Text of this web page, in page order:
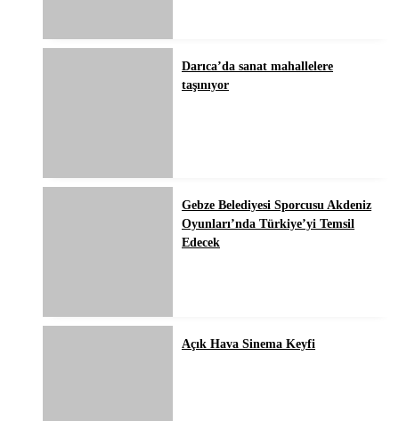
Darıca’da sanat mahallelere
taşınıyor
Gebze Belediyesi Sporcusu Akdeniz
Oyunları’nda Türkiye’yi Temsil
Edecek
Açık Hava Sinema Keyfi